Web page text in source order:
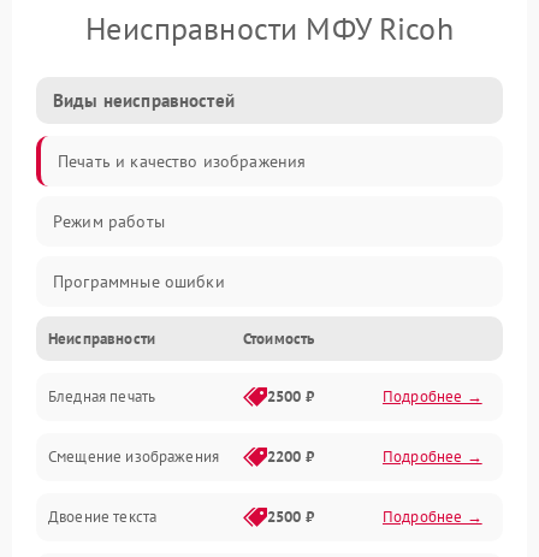
Неисправности МФУ Ricoh
Виды неисправностей
Печать и качество изображения
Режим работы
Программные ошибки
Картриджи и расходники
Сканер и копирование
Механика и узлы
Программные сбои
Неисправности Стоимость
Бледная печать 2500 ₽ Подробнее →
Смещение изображения 2200 ₽ Подробнее →
Двоение текста 2500 ₽ Подробнее →